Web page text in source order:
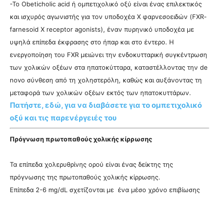
-Το Obeticholic acid ή ομπετιχολικό οξύ είναι ένας επιλεκτικός
και ισχυρός αγωνιστής για τον υποδοχέα Χ φαρνεσοειδών (FXR-
farnesoid X receptor agonists), έναν πυρηνικό υποδοχέα με
υψηλά επίπεδα έκφρασης στο ήπαρ και στο έντερο. Η
ενεργοποίηση του FXR μειώνει την ενδοκυτταρική συγκέντρωση
των χολικών οξέων στα ηπατοκύτταρα, καταστέλλοντας την de
novo σύνθεση από τη χοληστερόλη, καθώς και αυξάνοντας τη
μεταφορά των χολικών οξέων εκτός των ηπατοκυττάρων.
Πατήστε, εδώ, για να διαβάσετε για το ομπετιχολικό
οξύ και τις παρενέργειές του
Πρόγνωση πρωτοπαθούς χολικής κίρρωσης
Τα επίπεδα χολερυθρίνης ορού είναι ένας δείκτης της
πρόγνωσης της πρωτοπαθούς χολικής κίρρωσης.
Επίπεδα 2-6 mg/dL σχετίζονται με ένα μέσο χρόνο επιβίωσης